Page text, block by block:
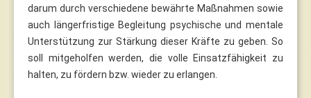
darum durch verschiedene bewährte Maßnahmen sowie
auch längerfristige Begleitung psychische und mentale
Unterstützung zur Stärkung dieser Kräfte zu geben. So
soll mitgeholfen werden, die volle Einsatzfähigkeit zu
halten, zu fördern bzw. wieder zu erlangen.